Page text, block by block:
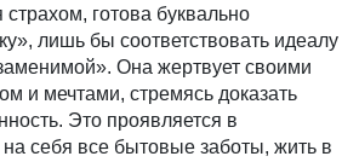
готова буквально
лишь бы соответствовать идеалу
Она жертвует своими
и мечтами, стремясь доказать
Это проявляется в
на себя все бытовые заботы, жить в